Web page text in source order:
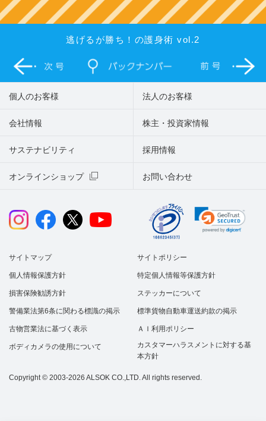
逃げるが勝ち！の護身術 vol.2
個人のお客様 法人のお客様
会社情報 株主・投資家情報
サステナビリティ
オンラインショップ お問い合わせ
採用情報
サイトマップ サイトポリシー
個人情報保護方針 特定個人情報等保護方針
損害保険勧誘方針 ステッカーについて
警備業法第6条に関わる標識の掲示 標準貨物自動車運送約款の掲示
古物営業法に基づく表示 ＡＩ利用ポリシー
ボディカメラの使用について
カスタマーハラスメントに対する基
本方針
Copyright © 2003-2026 ALSOK CO.,LTD. All rights reserved.